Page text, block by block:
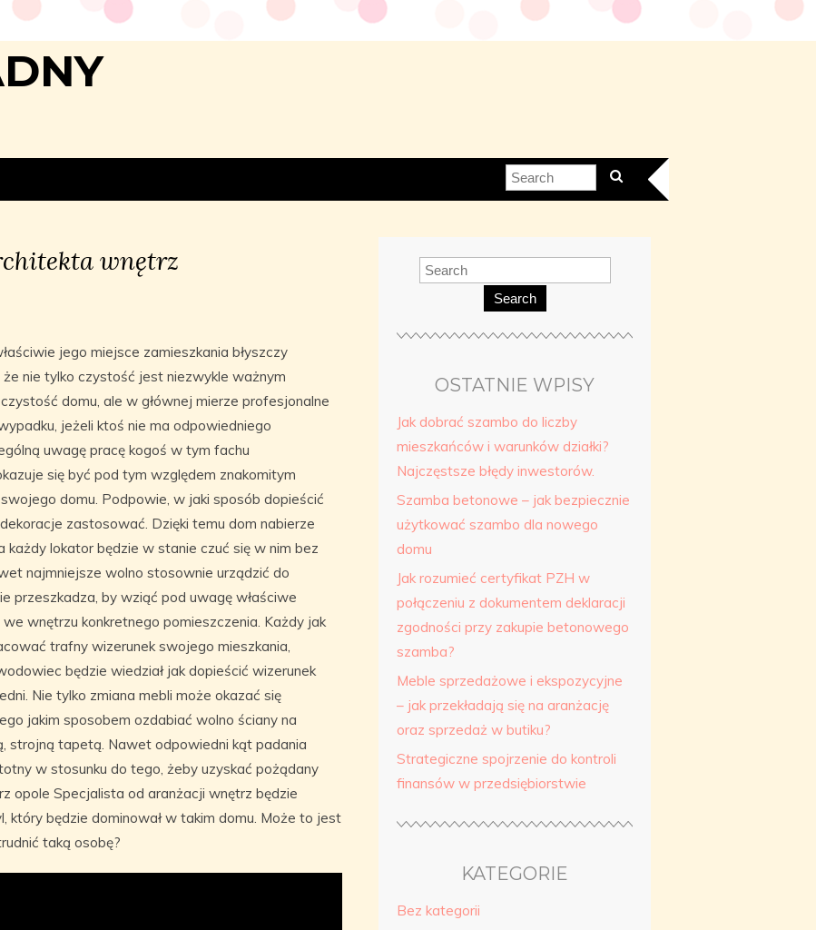
wnętrz
jego miejsce zamieszkania błyszczy
nie tylko czystość jest niezwykle ważnym
domu, ale w głównej mierze profesjonalne
jeżeli ktoś nie ma odpowiedniego
uwagę pracę kogoś w tym fachu
się być pod tym względem znakomitym
domu. Podpowie, w jaki sposób dopieścić
zastosować. Dzięki temu dom nabierze
każdy lokator będzie w stanie czuć się w nim bez
najmniejsze wolno stosownie urządzić do
przeszkadza, by wziąć pod uwagę właściwe
wnętrzu konkretnego pomieszczenia. Każdy jak
trafny wizerunek swojego mieszkania,
będzie wiedział jak dopieścić wizerunek
Nie tylko zmiana mebli może okazać się
jakim sposobem ozdabiać wolno ściany na
strojną tapetą. Nawet odpowiedni kąt padania
w stosunku do tego, żeby uzyskać pożądany
opole Specjalista od aranżacji wnętrz będzie
który będzie dominował w takim domu. Może to jest
taką osobę?
Search
OSTATNIE WPISY
Jak dobrać szambo do liczby
mieszkańców i warunków działki?
Najczęstsze błędy inwestorów.
Szamba betonowe – jak bezpiecznie
użytkować szambo dla nowego
domu
Jak rozumieć certyfikat PZH w
połączeniu z dokumentem deklaracji
zgodności przy zakupie betonowego
szamba?
Meble sprzedażowe i ekspozycyjne
– jak przekładają się na aranżację
oraz sprzedaż w butiku?
Strategiczne spojrzenie do kontroli
finansów w przedsiębiorstwie
KATEGORIE
Bez kategorii